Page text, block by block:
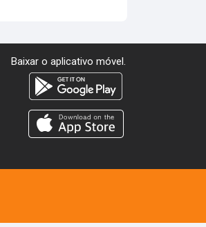
Baixar o aplicativo móvel.